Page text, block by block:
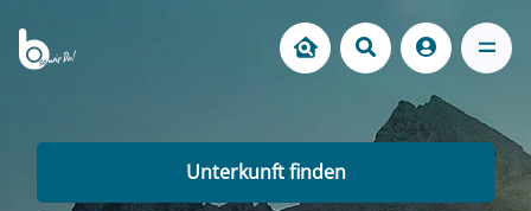
Unterkunft finden